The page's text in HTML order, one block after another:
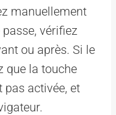
manuellement
vérifiez
ou après. Si le
que la touche
pas activée, et